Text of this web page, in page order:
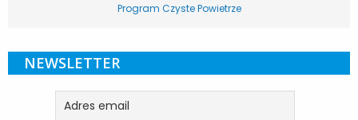
Program Czyste Powietrze
NEWSLETTER